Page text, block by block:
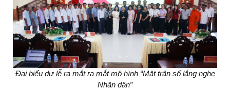
Đại biểu dự lễ ra mắt ra mắt mô hình “Mặt trận số lắng nghe
Nhân dân”